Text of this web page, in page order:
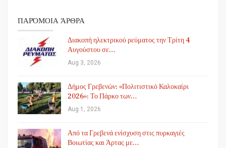
ΠΑΡΌΜΟΙΑ ΆΡΘΡΑ
Διακοπή ηλεκτρικού ρεύματος την Τρίτη 4
Αυγούστου σε…
Aug 3, 2026
Δήμος Γρεβενών: «Πολιτιστικό Καλοκαίρι
2026»: Το Πάρκο των…
Aug 1, 2026
Από τα Γρεβενά ενίσχυση στις πυρκαγιές
Βοιωτίας και Άρτας με…